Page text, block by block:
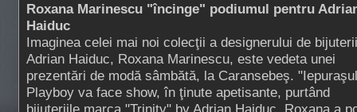
Roxana Marinescu "încinge" podiumul pentru
Haiduc
Imaginea celei mai noi colecţii a designerului de bijuterii
Adrian Haiduc, Roxana Marinescu, este vedeta unei
prezentări de modă sâmbătă, la Caransebeş.
Playboy va face show, în ţinute apetisante, purtând
bijuteriile marca "Trinity" by Adrian Haiduc. Roxana a